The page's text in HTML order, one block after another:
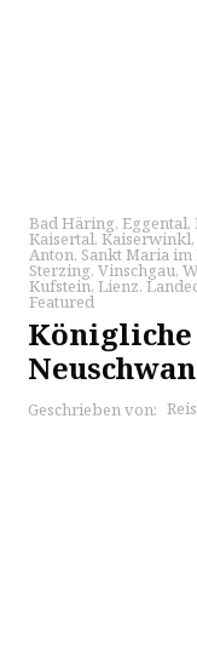
Bad Häring, Eggental,
Kaisertal, Kaiserwinkl,
Anton, Sankt Maria im
Sterzing, Vinschgau,
Kufstein, Lienz,
Featured
Königliche
Geschrieben von: